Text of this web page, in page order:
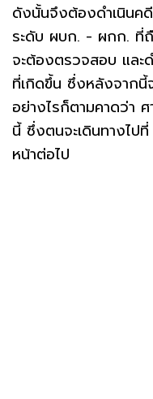
ดังนั้นจึงต้องดำเนินค
ระดับ ผบก. - ผกก. ที่
จะต้องตรวจสอบ และ
ที่เกิดขึ้น ซึ่งหลังจาก
อย่างไรก็ตามคาดว่า
นี้ ซึ่งตนจะเดินทางไป
หน้าต่อไป